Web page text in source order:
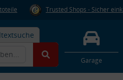
Trusted Shops - Sicher
Garage